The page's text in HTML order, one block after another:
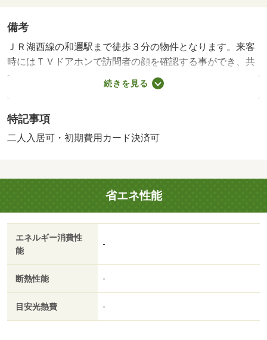
備考
ＪＲ湖西線の和邇駅まで徒歩３分の物件となります。来客
時にはＴＶドアホンで訪問者の顔を確認する事ができ、共
用部には宅配ボックスが備え付けられています。インター
ネット無料の物件となります。・インターネット無料 ハ
事項備考】専用バス・専用トイレ/水道代（月額） 3000円/
駐車場手数料（初回） 5500円/賃貸戸数:8戸
続きを見る
特記事項
二人入居可・初期費用カード決済可
省エネ性能
エネルギー消費性
能
-
断熱性能 -
目安光熱費 -